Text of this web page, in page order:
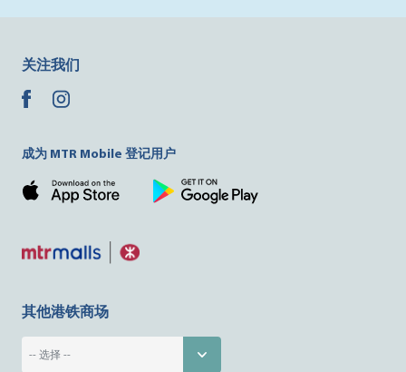
关注我们
成为 MTR Mobile 登记用户
其他港铁商场